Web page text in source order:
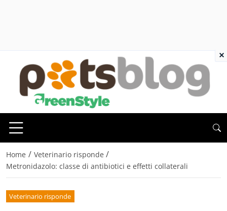
Home / Veterinario risponde /
Metronidazolo: classe di antibiotici e effetti collaterali
Veterinario risponde
×